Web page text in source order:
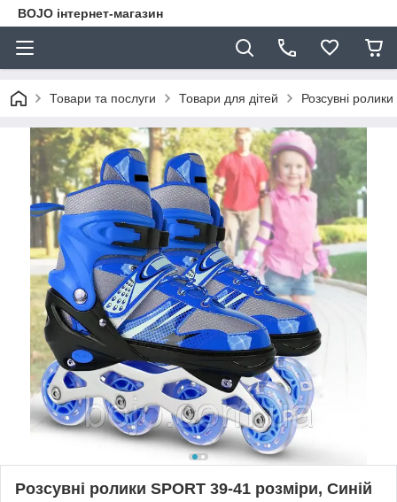
BOJO інтернет-магазин
Товари та послуги Товари для дітей Розсувні
Розсувні ролики SPORT 39-41 розміри, Синій